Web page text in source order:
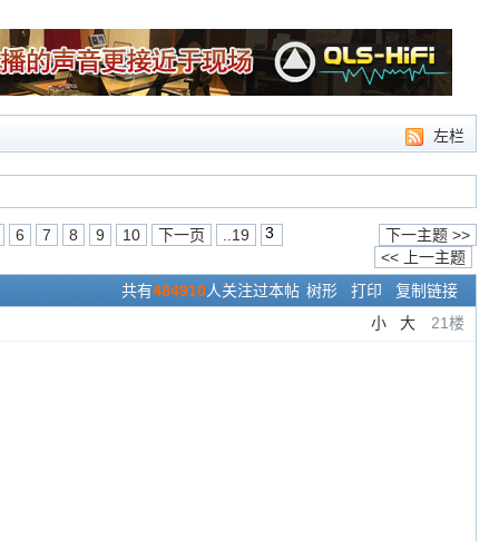
左栏
下一主题 >>
<< 上一主题
6 7 8 9 10 下一页 ..19
共有484910人关注过本帖 树形 打印 复制链接
小 大 21楼